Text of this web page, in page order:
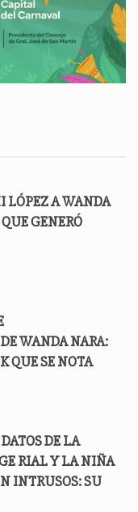
LÓPEZ A WANDA
GENERÓ
WANDA NARA:
QUE SE NOTA
DE LA
RIAL Y LA NIÑA
INTRUSOS: SU